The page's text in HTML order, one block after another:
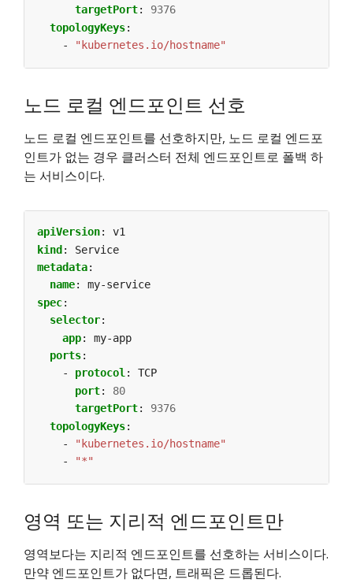
targetPort:
9376
topologyKeys:
-
"kubernetes.io/hostname"
노드 로컬 엔드포인트 선호
노드 로컬 엔드포인트를 선호하지만, 노드 로컬 엔드포
인트가 없는 경우 클러스터 전체 엔드포인트로 폴백 하
는 서비스이다.
apiVersion:
v1
kind :
Service
metadata:
name:
my-service
spec:
selector:
app:
my-app
ports:
- protocol:
TCP
port:
80
targetPort:
9376
topologyKeys:
-
"kubernetes.io/hostname"
-
"*"
영역 또는 지리적 엔드포인트만
영역보다는 지리적 엔드포인트를 선호하는 서비스이다.
만약 엔드포인트가 없다면, 트래픽은 드롭된다.